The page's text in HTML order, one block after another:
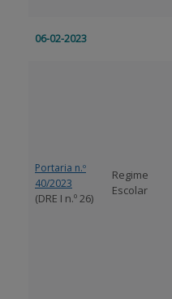
06-02-2023
Portaria n.º
40/2023
(DRE I n.º 26)
Regime
Escolar